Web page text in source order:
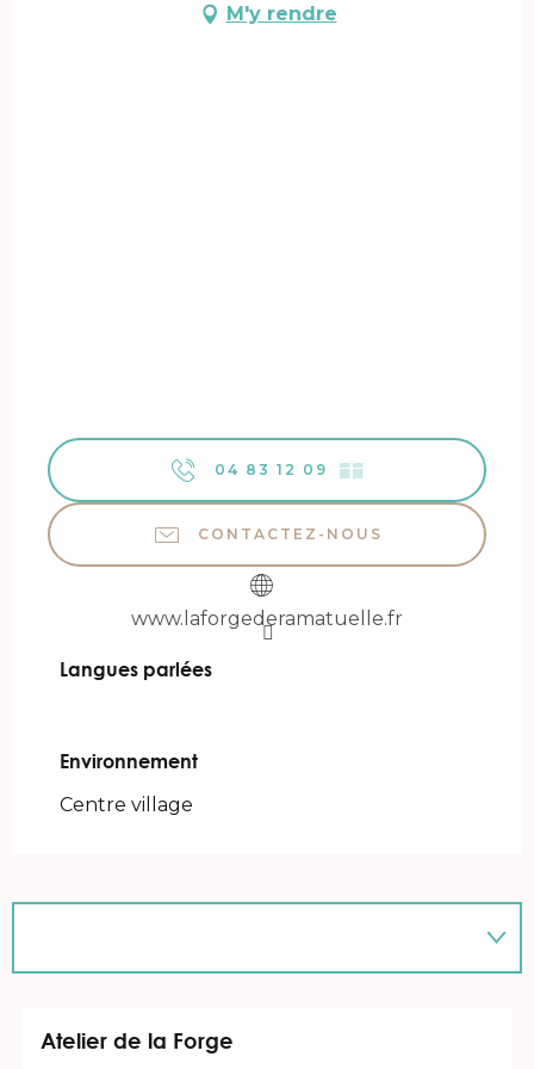
M'y rendre
04 83 12 09 ▒▒
CONTACTEZ-NOUS
www.laforgederamatuelle.fr
Langues parlées
Langues parlées
Environnement
Environnement
Centre village
Atelier de la Forge